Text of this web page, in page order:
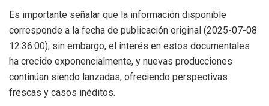
Es importante señalar que la información disponible
corresponde a la fecha de publicación original (2025-07-08
12:36:00); sin embargo, el interés en estos documentales
ha crecido exponencialmente, y nuevas producciones
continúan siendo lanzadas, ofreciendo perspectivas
frescas y casos inéditos.